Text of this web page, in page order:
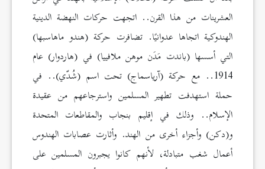
العشرينات من هذا القرن.. اتجهت حركات النهضة الدينية
الهندوكية اتجاها عدوانيًا. تضافرت حركة (هندو ماهاسبها)
التي أسسها (باندت مَدَن موهن ملافييا) في (هاردوار) عام
1914.. مع حركة (آرياسماج) تحت اسم (شُدّي).. في
حملة استهدفت تطهير المسلمين واسترجاعهم من عقيدة
الإسلام.. وذلك في إقليم بنجاب والمقاطعات المتحدة
و(دكن) وأجزاء أخرى من الهند. وأثارت عصابات الهندوس
أعمال شغب متبادلة، لأنهم كانوا يجبرون المسلمين على